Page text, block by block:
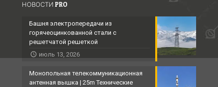
НОВОСТИ PRO
Башня электропередачи из
горячеоцинкованной стали с
решетчатой ​​решеткой
июль 13, 2026
Монопольная телекоммуникационная
антенная вышка | 25m Технические